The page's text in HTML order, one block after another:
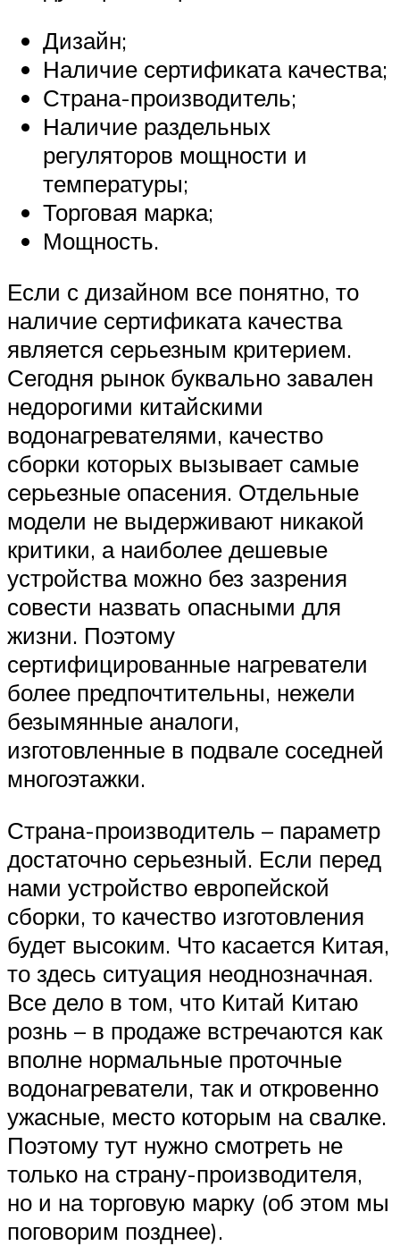
Дизайн;
Наличие сертификата качества;
Страна-производитель;
Наличие раздельных
регуляторов мощности и
температуры;
Торговая марка;
Мощность.
Если с дизайном все понятно, то
наличие сертификата качества
является серьезным критерием.
Сегодня рынок буквально завален
недорогими китайскими
водонагревателями, качество
сборки которых вызывает самые
серьезные опасения. Отдельные
модели не выдерживают никакой
критики, а наиболее дешевые
устройства можно без зазрения
совести назвать опасными для
жизни. Поэтому
сертифицированные нагреватели
более предпочтительны, нежели
безымянные аналоги,
изготовленные в подвале соседней
многоэтажки.
Страна-производитель – параметр
достаточно серьезный. Если перед
нами устройство европейской
сборки, то качество изготовления
будет высоким. Что касается Китая,
то здесь ситуация неоднозначная.
Все дело в том, что Китай Китаю
рознь – в продаже встречаются как
вполне нормальные проточные
водонагреватели, так и откровенно
ужасные, место которым на свалке.
Поэтому тут нужно смотреть не
только на страну-производителя,
но и на торговую марку (об этом мы
поговорим позднее).